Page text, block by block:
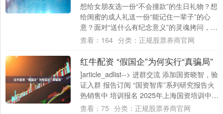
想给女朋友选一份“不会撞款”的生日礼物？想
给闺蜜的成人礼送一份“能记住一辈子”的心
意？面对“送什么有纪念意义”的灵魂拷问，很
多16-35岁的一线及新一线城市女性....
查看： 164 分类： 正规股票券商官网
红牛配资 “假国企”为何实行“真骗局”
]article_adlist--> 进群交流 添加国资晓智，验
证入群 报告订阅 “国资智库”系列研究报告火
热销售中 培训报名 2025年上海国资培训中心
公开课....
查看： 75 分类： 正规股票券商官网